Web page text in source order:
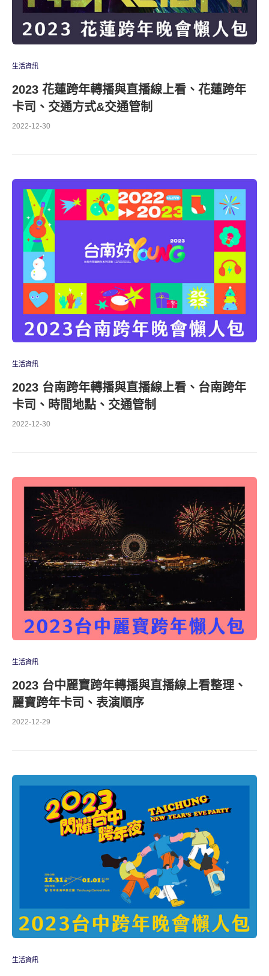
生活資訊
2023 花蓮跨年轉播與直播線上看、花蓮跨年
卡司、交通方式&交通管制
2022-12-30
生活資訊
2023 台南跨年轉播與直播線上看、台南跨年
卡司、時間地點、交通管制
2022-12-30
生活資訊
2023 台中麗寶跨年轉播與直播線上看整理、
麗寶跨年卡司、表演順序
2022-12-29
生活資訊